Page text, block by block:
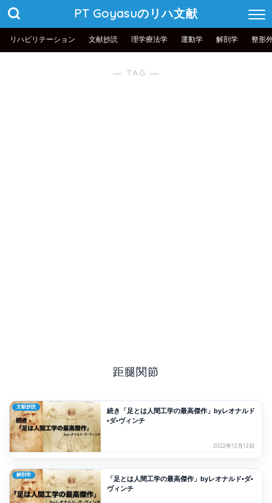
PT Goyasuのリハ文献
リハビリテーション 文献抄読 理学療法学 運動学 解剖学 整形
― TAG ―
距腿関節
文献抄読
続き「足とは人間工学の最高傑作」byレオナルド
•ダ•ヴィンチ
2022年12月12日
解剖学
「足とは人間工学の最高傑作」byレオナルド•ダ•
ヴィンチ